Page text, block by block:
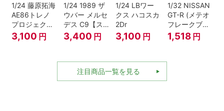
1/24 藤原拓海
AE86トレノ
プロジェクト
D仕様『頭文
字D』
3,100 円
1/24 1989 ザ
ウバー メルセ
デス C9【ス
ケール特別販
売商品】
3,400 円
1/24 LBワー
クス ハコスカ
2Dr
3,100 円
1/32 NISSAN
GT-R (メテオ
フレークブラ
ックパール)
1,518 円
注目商品一覧を見る